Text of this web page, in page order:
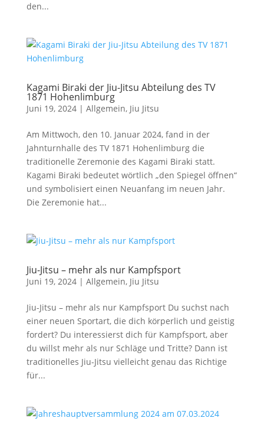
den...
Kagami Biraki der Jiu-Jitsu Abteilung des TV
1871 Hohenlimburg
Juni 19, 2024| Allgemein, Jiu Jitsu
Am Mittwoch, den 10. Januar 2024, fand in der
Jahnturnhalle des TV 1871 Hohenlimburg die
traditionelle Zeremonie des Kagami Biraki statt.
Kagami Biraki bedeutet wörtlich „den Spiegel öffnen“
und symbolisiert einen Neuanfang im neuen Jahr.
Die Zeremonie hat...
Jiu-Jitsu – mehr als nur Kampfsport
Juni 19, 2024| Allgemein, Jiu Jitsu
Jiu-Jitsu – mehr als nur Kampfsport Du suchst nach
einer neuen Sportart, die dich körperlich und geistig
fordert? Du interessierst dich für Kampfsport, aber
du willst mehr als nur Schläge und Tritte? Dann ist
traditionelles Jiu-Jitsu vielleicht genau das Richtige
für...